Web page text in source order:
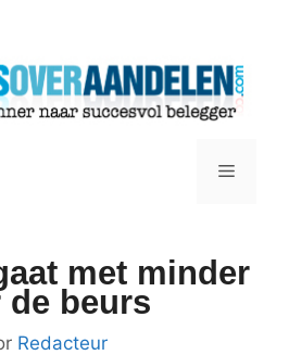
Menu
met minder
beurs
Redacteur